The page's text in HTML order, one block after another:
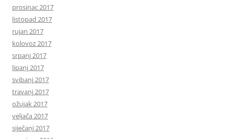
prosinac 2017
listopad 2017
rujan 2017
kolovoz 2017
srpanj 2017
lipanj 2017
svibanj 2017
travanj 2017
ožujak 2017
veljača 2017
siječanj 2017